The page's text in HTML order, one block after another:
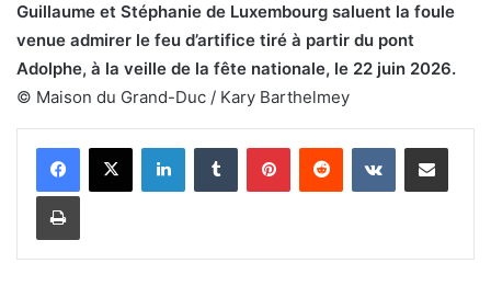
Guillaume et Stéphanie de Luxembourg saluent la foule
venue admirer le feu d’artifice tiré à partir du pont
Adolphe, à la veille de la fête nationale, le 22 juin 2026.
© Maison du Grand-Duc / Kary Barthelmey
LinkedInTumblr PinterestReddit VKontakteShare via Email
Print